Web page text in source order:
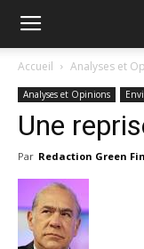
Green
Finance
Accueil Analyses et
Analyses et Opinions
Une
Par Redaction Green